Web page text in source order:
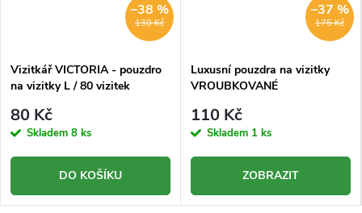
130 Kč
–38 %
Vizitkář VICTORIA - pouzdro
na vizitky L / 80 vizitek
80 Kč
Skladem 8 ks
DO KOŠÍKU
175 Kč
–37 %
Luxusní pouzdra na vizitky
VROUBKOVANÉ
110 Kč
Skladem 1 ks
ZOBRAZIT